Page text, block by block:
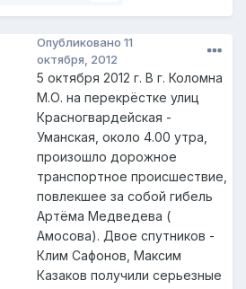
Опубликовано 11
октября, 2012
5 октября 2012 г. В г. Коломна
М.О. на перекрёстке улиц
Красногвардейская -
Уманская, около 4.00 утра,
произошло дорожное
транспортное происшествие,
повлекшее за собой гибель
Артёма Медведева (
Амосова). Двое спутников -
Клим Сафонов, Максим
Казаков получили серьезные